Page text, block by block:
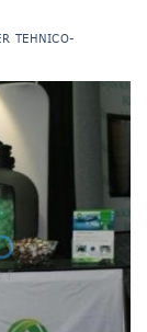
TEHNICO-